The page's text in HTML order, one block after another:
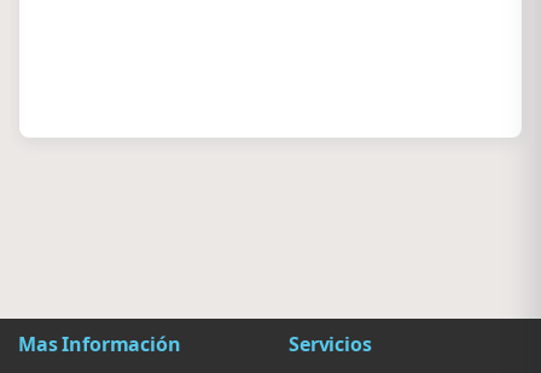
Mas Información Servicios